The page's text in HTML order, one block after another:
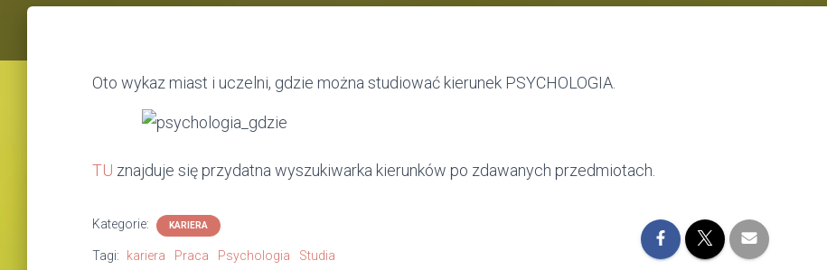
Oto wykaz miast i uczelni, gdzie można studiować kierunek PSYCHOLOGIA.
TU znajduje się przydatna wyszukiwarka kierunków po zdawanych przedmiotach.
Kategorie: KARIERA
Tagi: kariera Praca Psychologia Studia